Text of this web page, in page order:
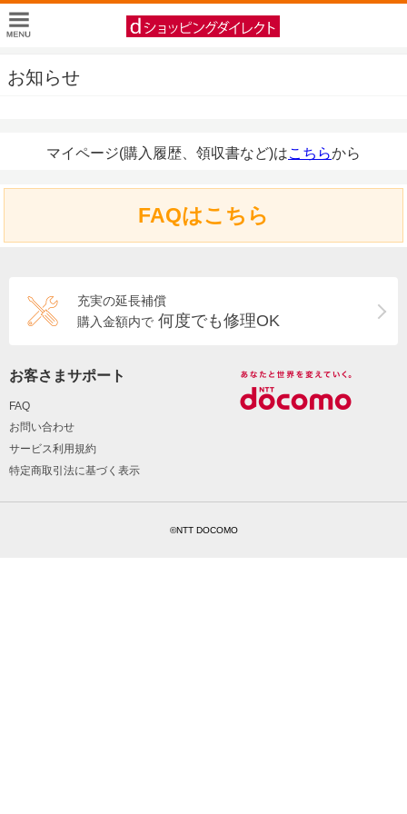
お知らせ
マイページ(購入履歴、領収書など)はこちらから
FAQはこちら
充実の延長補償
購入金額内で 何度でも修理OK
お客さまサポート
FAQ
お問い合わせ
サービス利用規約
特定商取引法に基づく表示
©NTT DOCOMO